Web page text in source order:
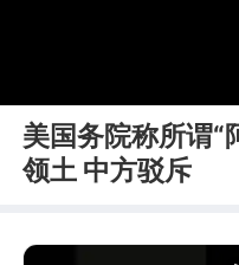
美国务院称所谓“
领土 中方驳斥